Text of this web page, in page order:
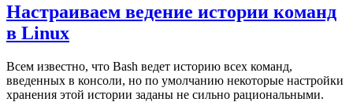
Настраиваем ведение истории команд
в Linux
Всем известно, что Bash ведет историю всех команд,
введенных в консоли, но по умолчанию некоторые настройки
хранения этой истории заданы не сильно рациональными.